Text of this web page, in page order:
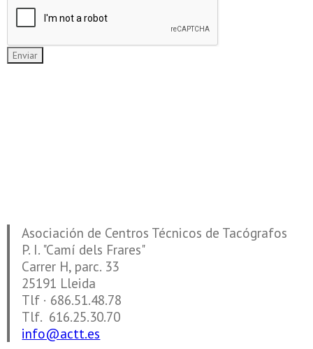
Asociación de Centros Técnicos de Tacógrafos
P. I. "Camí dels Frares"
Carrer H, parc. 33
25191 Lleida
Tlf · 686.51.48.78
Tlf. 616.25.30.70
info@actt.es